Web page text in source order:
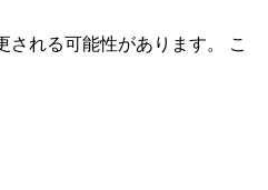
れる可能性があります。 こ